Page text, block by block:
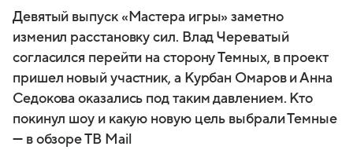
Девятый выпуск «Мастера игры» заметно
изменил расстановку сил. Влад Череватый
согласился перейти на сторону Темных, в проект
пришел новый участник, а Курбан Омаров и Анна
Седокова оказались под таким давлением. Кто
покинул шоу и какую новую цель выбрали Темные
— в обзоре ТВ Mail